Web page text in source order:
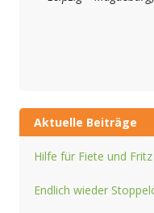
Aktuelle Beiträge
Hilfe für Fiete und Fritz
Endlich wieder